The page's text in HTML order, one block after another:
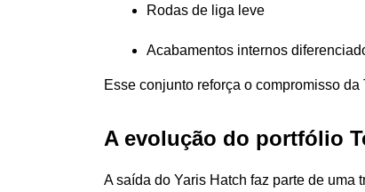
Rodas de liga leve
Acabamentos internos
Esse conjunto reforça o compromisso
A evolução do portfólio
A saída do Yaris Hatch faz parte de uma